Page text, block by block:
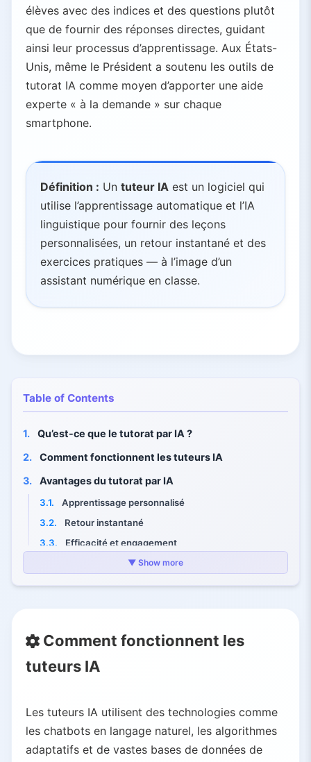
élèves avec des indices et des questions plutôt
que de fournir des réponses directes, guidant
ainsi leur processus d’apprentissage. Aux États-
Unis, même le Président a soutenu les outils de
tutorat IA comme moyen d’apporter une aide
experte « à la demande » sur chaque
smartphone.
Définition : Un tuteur IA est un logiciel qui
utilise l’apprentissage automatique et l’IA
linguistique pour fournir des leçons
personnalisées, un retour instantané et des
exercices pratiques — à l’image d’un
assistant numérique en classe.
Table of Contents
1.
Qu’est-ce que le tutorat par IA ?
2.
Comment fonctionnent les tuteurs IA
3.
Avantages du tutorat par IA
3.1.
Apprentissage personnalisé
3.2.
Retour instantané
3.3.
Efficacité et engagement
Échelle et accès
3.5. Assistance aux enseignants
4.2. Biais et erreurs
4.3. Inégalités d’accès
4.5.
Connaissances limitées
5. Tuteurs IA vs enseignants humains
5.1. Points forts
▼ Show more
Comment fonctionnent les
tuteurs IA
Les tuteurs IA utilisent des technologies comme
les chatbots en langage naturel, les algorithmes
adaptatifs et de vastes bases de données de